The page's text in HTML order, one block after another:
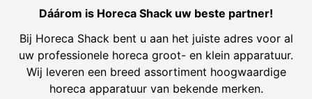
Dáárom is Horeca Shack uw beste partner!
Bij Horeca Shack bent u aan het juiste adres voor al
uw professionele horeca groot- en klein apparatuur.
Wij leveren een breed assortiment hoogwaardige
horeca apparatuur van bekende merken.